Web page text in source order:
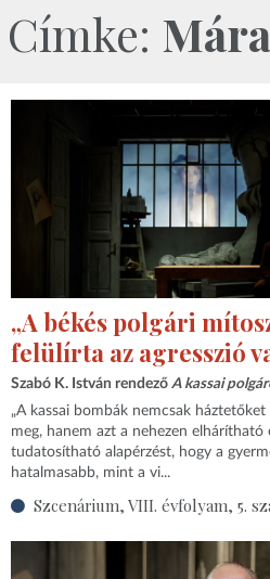
Címke:
„A békés polgári
felülírta az agresszió
Szabó K. István rendezőA kassai
„A kassai bombák nemcsak
meg, hanem azt a nehezen elhárítható
tudatosítható alapérzést, hogy a
hatalmasabb, mint a vi...
Szcenárium, VIII. évfolyam, 5.